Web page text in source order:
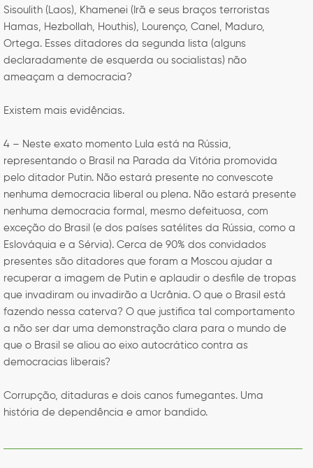
Sisoulith (Laos), Khamenei (Irã e seus braços terroristas
Hamas, Hezbollah, Houthis), Lourenço, Canel, Maduro,
Ortega. Esses ditadores da segunda lista (alguns
declaradamente de esquerda ou socialistas) não
ameaçam a democracia?
Existem mais evidências.
4 – Neste exato momento Lula está na Rússia,
representando o Brasil na Parada da Vitória promovida
pelo ditador Putin. Não estará presente no convescote
nenhuma democracia liberal ou plena. Não estará presente
nenhuma democracia formal, mesmo defeituosa, com
exceção do Brasil (e dos países satélites da Rússia, como a
Eslováquia e a Sérvia). Cerca de 90% dos convidados
presentes são ditadores que foram a Moscou ajudar a
recuperar a imagem de Putin e aplaudir o desfile de tropas
que invadiram ou invadirão a Ucrânia. O que o Brasil está
fazendo nessa caterva? O que justifica tal comportamento
a não ser dar uma demonstração clara para o mundo de
que o Brasil se aliou ao eixo autocrático contra as
democracias liberais?
Corrupção, ditaduras e dois canos fumegantes. Uma
história de dependência e amor bandido.